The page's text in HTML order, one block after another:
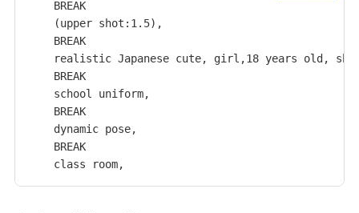
BREAK
(upper shot:1.5),
BREAK
realistic Japanese cute, girl,18 years old,
BREAK
school uniform,
BREAK
dynamic pose,
BREAK
class room,